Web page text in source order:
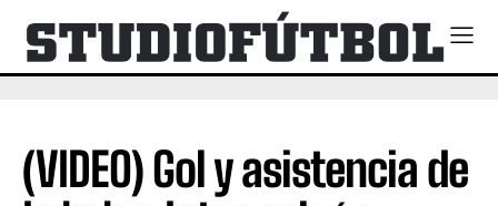
(VIDEO) Gol y asistencia de